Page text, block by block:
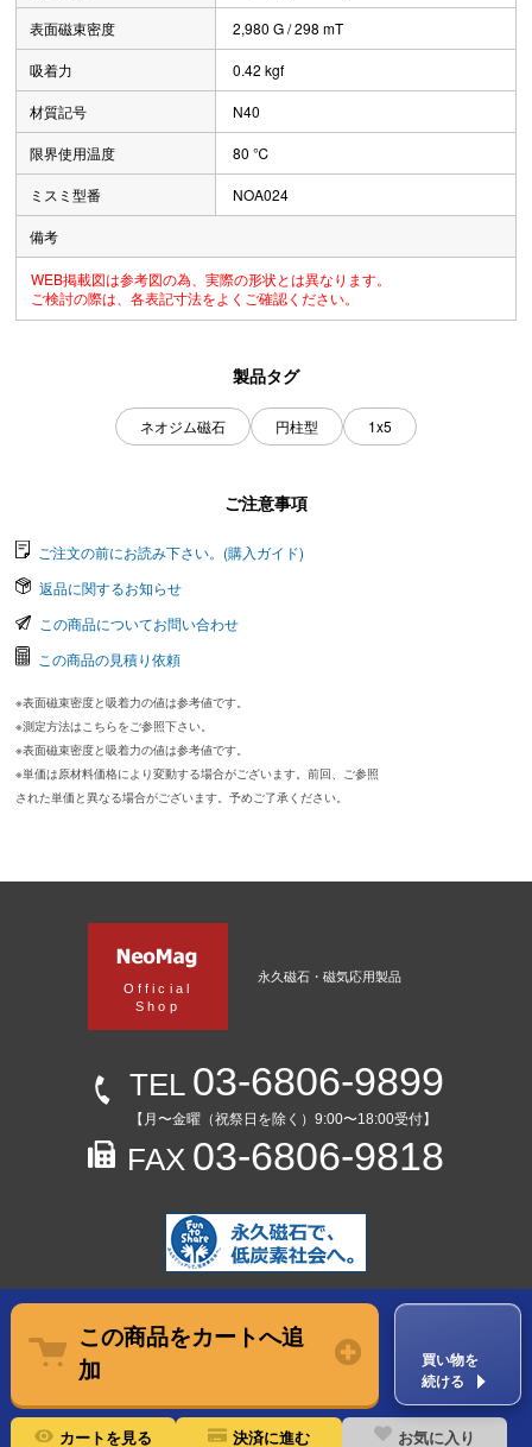
この商品をカートへ追
加
買い物を
続ける
カートを見る 決済に進む お気に入り
表面磁束密度 2,980 G / 298 mT
吸着力 0.42 kgf
材質記号 N40
限界使用温度 80 ℃
ミスミ型番 NOA024
備考
WEB掲載図は参考図の為、実際の形状とは異なります。
ご検討の際は、各表記寸法をよくご確認ください。
製品タグ
ネオジム磁石 円柱型 1x5
ご注意事項
ご注文の前にお読み下さい。(購入ガイド)
返品に関するお知らせ
この商品についてお問い合わせ
この商品の見積り依頼
※表面磁束密度と吸着力の値は参考値です。
※測定方法はこちらをご参照下さい。
※表面磁束密度と吸着力の値は参考値です。
※単価は原材料価格により変動する場合がございます。前回、ご参照
された単価と異なる場合がございます。予めご了承ください。
Official
Shop
永久磁石・磁気応用製品
TEL 03-6806-9899
【月〜金曜（祝祭日を除く）9:00〜18:00受付】
FAX 03-6806-9818